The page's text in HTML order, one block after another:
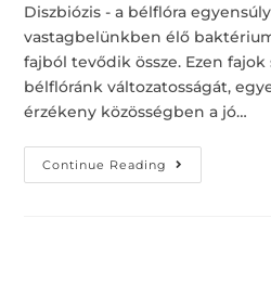
Diszbiózis - a bélflóra
vastagbelünkben élő
fajból tevődik össze. Ezen
bélflóránk változatosságát,
érzékeny közösségben a jó…
Continue Reading